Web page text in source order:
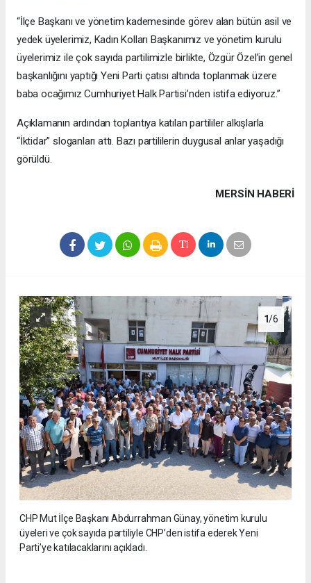
“İlçe Başkanı ve yönetim kademesinde görev alan bütün asil ve
yedek üyelerimiz, Kadın Kolları Başkanımız ve yönetim kurulu
üyelerimiz ile çok sayıda partilimizle birlikte, Özgür Özel’in genel
başkanlığını yaptığı Yeni Parti çatısı altında toplanmak üzere
baba ocağımız Cumhuriyet Halk Partisi’nden istifa ediyoruz.”
Açıklamanın ardından toplantıya katılan partililer alkışlarla
“İktidar” sloganları attı. Bazı partililerin duygusal anlar yaşadığı
görüldü.
MERSIN HABERİ
1/6
CHP Mut İlçe Başkanı Abdurrahman Günay, yönetim kurulu
üyeleri ve çok sayıda partiliyle CHP’den istifa ederek Yeni
Parti’ye katılacaklarını açıkladı.